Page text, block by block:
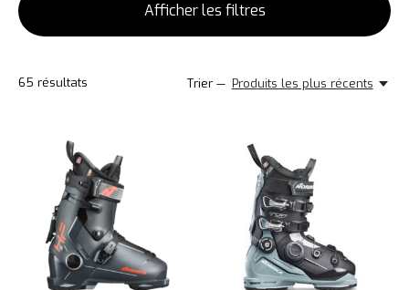
Afficher les filtres
65 résultats Trier — Produits les plus récents